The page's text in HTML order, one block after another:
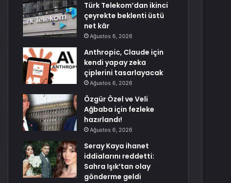
Türk Telekom’dan ikinci
çeyrekte beklenti üstü
net kâr
Ağustos 6, 2026
Anthropic, Claude için
kendi yapay zeka
çiplerini tasarlayacak
Ağustos 6, 2026
Özgür Özel ve Veli
Ağbaba için fezleke
hazırlandı!
Ağustos 6, 2026
Seray Kaya ihanet
iddialarını reddetti:
Sahra Işık’tan olay
gönderme geldi